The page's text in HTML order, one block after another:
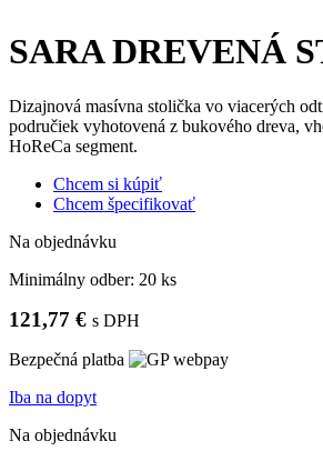
SARA DREVENÁ
Dizajnová masívna stolička vo viacerých
područiek vyhotovená z bukového dreva,
HoReCa segment.
Chcem si kúpiť
Chcem špecifikovať
Na objednávku
Minimálny odber: 20 ks
121,77 € s DPH
Bezpečná platba
Iba na dopyt
Na objednávku